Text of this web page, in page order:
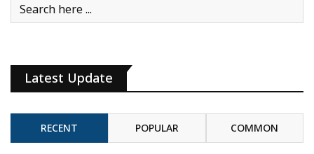
Latest Update
RECENT POPULAR COMMON